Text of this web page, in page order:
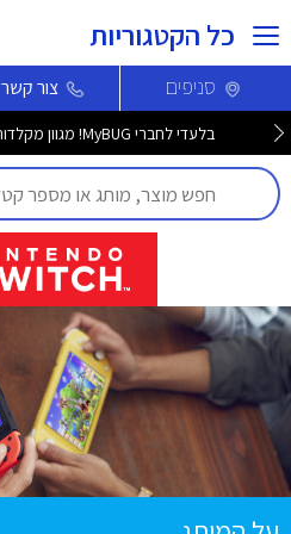
כל הקטגוריות
סניפים צור קשר
בלעדי לחברי MyBUG! מגוון מקלדות AULA ב-20% הנחה >>>